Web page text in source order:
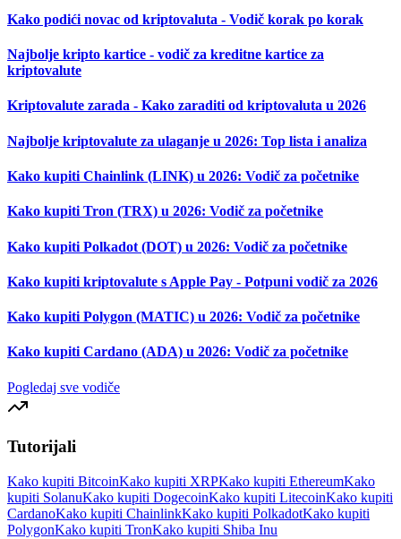
Kako podići novac od kriptovaluta - Vodič korak po korak
Najbolje kripto kartice - vodič za kreditne kartice za
kriptovalute
Kriptovalute zarada - Kako zaraditi od kriptovaluta u 2026
Najbolje kriptovalute za ulaganje u 2026: Top lista i analiza
Kako kupiti Chainlink (LINK) u 2026: Vodič za početnike
Kako kupiti Tron (TRX) u 2026: Vodič za početnike
Kako kupiti Polkadot (DOT) u 2026: Vodič za početnike
Kako kupiti kriptovalute s Apple Pay - Potpuni vodič za 2026
Kako kupiti Polygon (MATIC) u 2026: Vodič za početnike
Kako kupiti Cardano (ADA) u 2026: Vodič za početnike
Pogledaj sve vodiče
Tutorijali
Kako kupiti BitcoinKako kupiti XRPKako kupiti EthereumKako
kupiti SolanuKako kupiti DogecoinKako kupiti LitecoinKako kupiti
CardanoKako kupiti ChainlinkKako kupiti PolkadotKako kupiti
PolygonKako kupiti TronKako kupiti Shiba Inu